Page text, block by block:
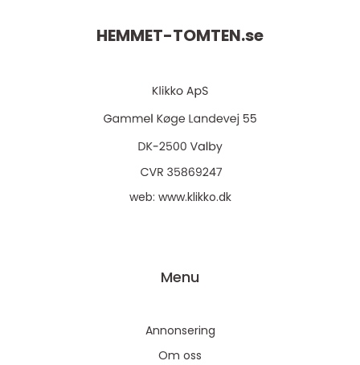
HEMMET-TOMTEN.se
web: www.klikko.dk
Menu
Annonsering
Om oss